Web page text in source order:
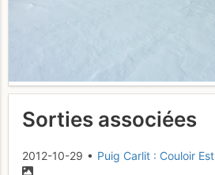
Sorties associées
2012-10-29 • Puig Carlit : Couloir Est